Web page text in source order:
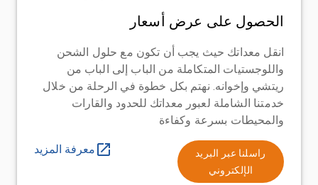
الحصول على عرض أسعار
انقل معداتك حيث يجب أن تكون مع حلول الشحن
واللوجستيات المتكاملة من الباب إلى الباب من
ريتشي وإخوانه. نهتم بكل خطوة في الرحلة من خلال
خدمتنا الشاملة لعبور معداتك للحدود والقارات
والمحيطات بسرعة وكفاءة
راسلنا عبر البريد
الإلكتروني
معرفة المزيد